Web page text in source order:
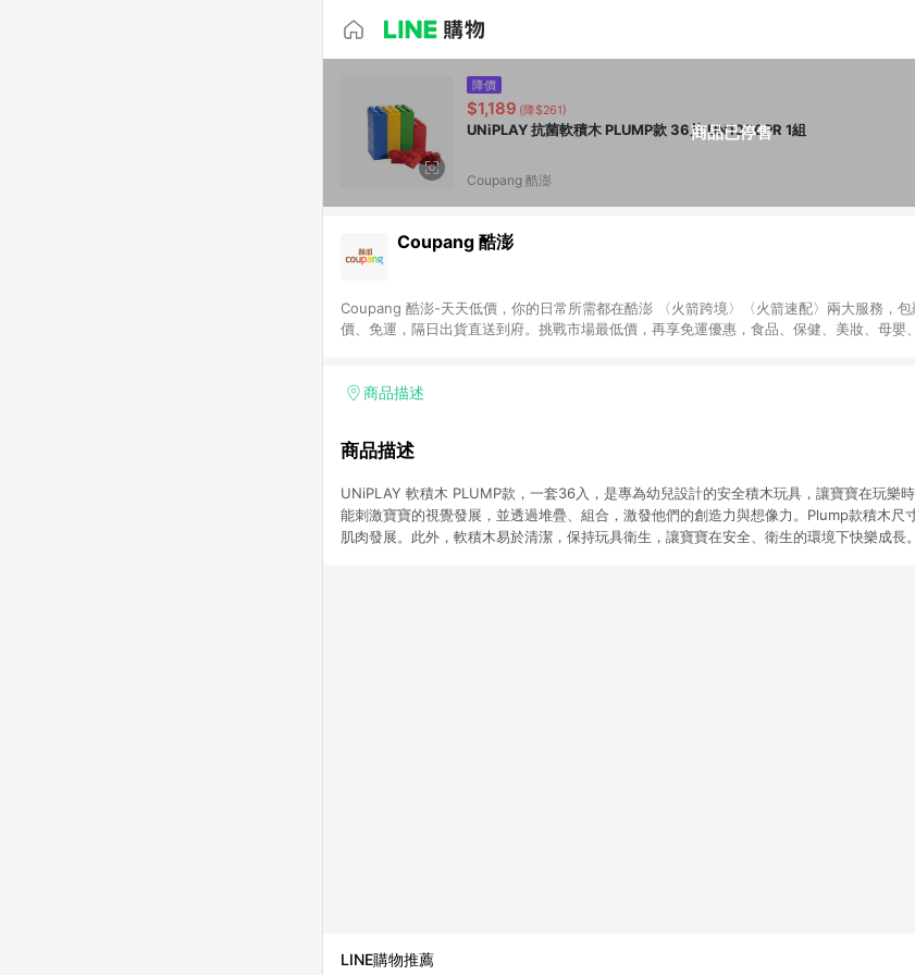
商品已停售
降價
$1,189 (降$261)
UNiPLAY 抗菌軟積木 PLUMP款 36片 UN1036PR 1組
Coupang 酷澎
Coupang 酷澎
Coupang 酷澎-天天低價，你的日常所需都在酷澎 〈火箭跨境〉〈火箭速配〉兩大服務，
價、免運，隔日出貨直送到府。挑戰市場最低價，再享免運優惠，食品、保健、美妝、母嬰
商品描述
商品描述
UNiPLAY 軟積木 PLUMP款，一套36入，是專為幼兒設計的安全積木玩具，讓寶寶在玩樂
能刺激寶寶的視覺發展，並透過堆疊、組合，激發他們的創造力與想像力。Plump款積木尺
肌肉發展。此外，軟積木易於清潔，保持玩具衛生，讓寶寶在安全、衛生的環境下快樂成長。
LINE購物推薦